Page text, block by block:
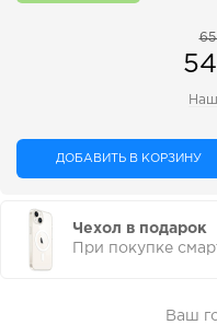
ДОБАВИТЬ В КОРЗИНУ
Чехол в подарок
При покупке
Ваш